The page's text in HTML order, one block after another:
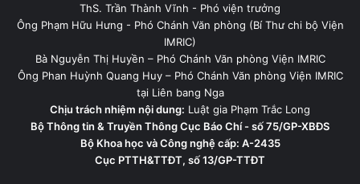
ThS. Trần Thành Vĩnh - Phó viện trưởng
Ông Phạm Hữu Hưng - Phó Chánh Văn phòng (Bí Thư chi bộ Viện
IMRIC)
Bà Nguyễn Thị Huyền – Phó Chánh Văn phòng Viện IMRIC
Ông Phan Huỳnh Quang Huy – Phó Chánh Văn phòng Viện IMRIC
tại Liên bang Nga
Chịu trách nhiệm nội dung: Luật gia Phạm Trắc Long
Bộ Thông tin & Truyền Thông Cục Báo Chí - số 75/GP-XBĐS
Bộ Khoa học và Công nghệ cấp: A-2435
Cục PTTH&TTĐT, số 13/GP-TTĐT